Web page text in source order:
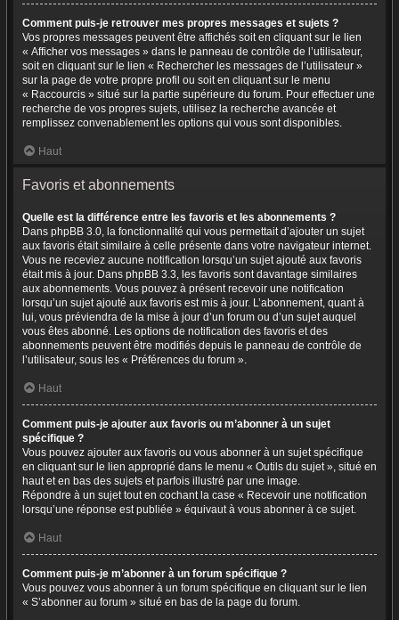
Comment puis-je retrouver mes propres messages et sujets ?
Vos propres messages peuvent être affichés soit en cliquant sur le lien
« Afficher vos messages » dans le panneau de contrôle de l’utilisateur,
soit en cliquant sur le lien « Rechercher les messages de l’utilisateur »
sur la page de votre propre profil ou soit en cliquant sur le menu
« Raccourcis » situé sur la partie supérieure du forum. Pour effectuer une
recherche de vos propres sujets, utilisez la recherche avancée et
remplissez convenablement les options qui vous sont disponibles.
Haut
Favoris et abonnements
Quelle est la différence entre les favoris et les abonnements ?
Dans phpBB 3.0, la fonctionnalité qui vous permettait d’ajouter un sujet
aux favoris était similaire à celle présente dans votre navigateur internet.
Vous ne receviez aucune notification lorsqu’un sujet ajouté aux favoris
était mis à jour. Dans phpBB 3.3, les favoris sont davantage similaires
aux abonnements. Vous pouvez à présent recevoir une notification
lorsqu’un sujet ajouté aux favoris est mis à jour. L’abonnement, quant à
lui, vous préviendra de la mise à jour d’un forum ou d’un sujet auquel
vous êtes abonné. Les options de notification des favoris et des
abonnements peuvent être modifiés depuis le panneau de contrôle de
l’utilisateur, sous les « Préférences du forum ».
Haut
Comment puis-je ajouter aux favoris ou m’abonner à un sujet
spécifique ?
Vous pouvez ajouter aux favoris ou vous abonner à un sujet spécifique
en cliquant sur le lien approprié dans le menu « Outils du sujet », situé en
haut et en bas des sujets et parfois illustré par une image.
Répondre à un sujet tout en cochant la case « Recevoir une notification
lorsqu’une réponse est publiée » équivaut à vous abonner à ce sujet.
Haut
Comment puis-je m’abonner à un forum spécifique ?
Vous pouvez vous abonner à un forum spécifique en cliquant sur le lien
« S’abonner au forum » situé en bas de la page du forum.